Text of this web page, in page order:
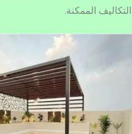
التكاليف الممكنة.